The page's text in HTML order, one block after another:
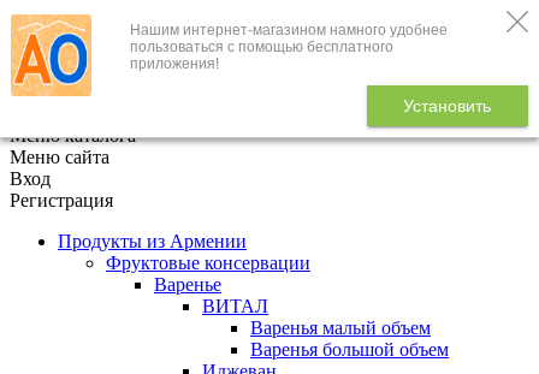
Нашим интернет-магазином намного удобнее
пользоваться с помощью бесплатного
приложения!
Установить
+7 (495) 646-888-1
В корзине
Меню каталога
Меню сайта
Вход
Регистрация
Продукты из Армении
Фруктовые консервации
Варенье
ВИТАЛ
Варенья малый объем
Варенья большой объем